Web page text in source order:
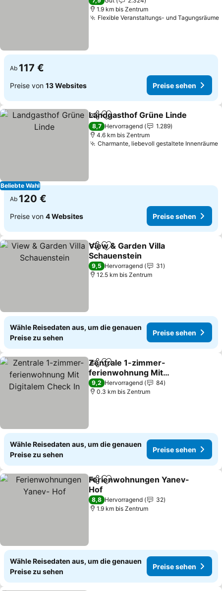
1.9 km bis Zentrum
Flexible Veranstaltungs- und Tagungsräume
Ab 117 €
Preise von 13 Websites Preise sehen
Beliebte Wahl
TeilenZu Favoriten hinzufügen
Landgasthof Grüne Linde
8,7 Hervorragend
1.289
4.6 km bis Zentrum
Charmante, liebevoll gestaltete Innenräume
Ab 120 €
Preise von 4 Websites Preise sehen
TeilenZu Favoriten hinzufügen
View & Garden Villa
Schauenstein
9,5 Hervorragend
31
12.5 km bis Zentrum
Wähle Reisedaten aus, um die genauen
Preise zu sehen
Preise sehen
TeilenZu Favoriten hinzufügen
Zentrale 1-zimmer-
ferienwohnung Mit
Digitalem Check In
9,2 Hervorragend
84
0.3 km bis Zentrum
Wähle Reisedaten aus, um die genauen
Preise zu sehen
Preise sehen
TeilenZu Favoriten hinzufügen
Ferienwohnungen Yanev-
Hof
8,8 Hervorragend
32
1.9 km bis Zentrum
Wähle Reisedaten aus, um die genauen
Preise zu sehen
Preise sehen